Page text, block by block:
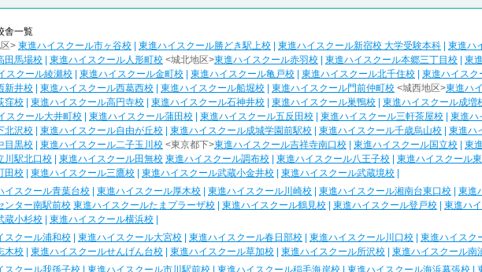
舎一覧
> 東進ハイスクール市ヶ谷校 東進ハイスクール勝どき駅上校 東進ハイスクール新宿校 大学受験本科
東進ハ
田馬場校
東進ハイスクール人形町校 <城北地区>東進ハイスクール赤羽校 東進ハイスクール本郷三丁目校
東
スクール綾瀬校 東進ハイスクール金町校 東進ハイスクール亀戸校 東進ハイスクール北千住校
東進ハイスク
新井校
東進ハイスクール西葛西校 東進ハイスクール船堀校 東進ハイスクール門前仲町校 <城西地区>東進ハ
窪校
東進ハイスクール高円寺校 東進ハイスクール石神井校 東進ハイスクール巣鴨校
東進ハイスクール成増
スクール大井町校 東進ハイスクール蒲田校 東進ハイスクール五反田校 東進ハイスクール三軒茶屋校
東進ハ
北沢校
東進ハイスクール自由が丘校 東進ハイスクール成城学園前駅校 東進ハイスクール千歳烏山校
東進ハ
目黒校
東進ハイスクール二子玉川校 <東京都下>東進ハイスクール吉祥寺南口校 東進ハイスクール国立校
東
川駅北口校
東進ハイスクール田無校 東進ハイスクール調布校 東進ハイスクール八王子校
東進ハイスクール
田校
東進ハイスクール三鷹校 東進ハイスクール武蔵小金井校 東進ハイスクール武蔵境校
イスクール青葉台校 東進ハイスクール厚木校 東進ハイスクール川崎校 東進ハイスクール湘南台東口校
東進
ンター南駅前校 東進ハイスクールたまプラーザ校 東進ハイスクール鶴見校 東進ハイスクール登戸校
東進ハ
蔵小杉校
東進ハイスクール横浜校
スクール浦和校 東進ハイスクール大宮校 東進ハイスクール春日部校 東進ハイスクール川口校
東進ハイスク
木校
東進ハイスクールせんげん台校 東進ハイスクール草加校 東進ハイスクール所沢校
東進ハイスクール南
スクール我孫子校 東進ハイスクール市川駅前校 東進ハイスクール稲毛海岸校 東進ハイスクール海浜幕張校